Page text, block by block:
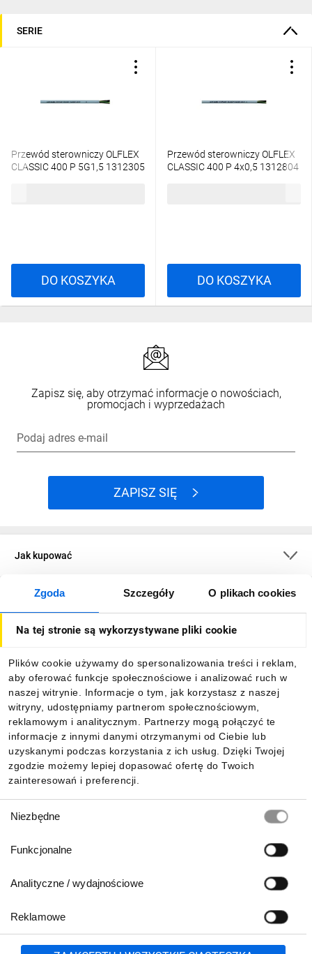
Zgoda Szczegóły O plikach cookies
Na tej stronie są wykorzystywane pliki cookie
Plików cookie używamy do spersonalizowania treści i reklam,
aby oferować funkcje społecznościowe i analizować ruch w
naszej witrynie. Informacje o tym, jak korzystasz z naszej
witryny, udostępniamy partnerom społecznościowym,
reklamowym i analitycznym. Partnerzy mogą połączyć te
informacje z innymi danymi otrzymanymi od Ciebie lub
uzyskanymi podczas korzystania z ich usług. Dzięki Twojej
zgodzie możemy lepiej dopasować ofertę do Twoich
zainteresowań i preferencji.
zgody
Niezbędne
Funkcjonalne
Analityczne / wydajnościowe
Reklamowe
SERIE
Przewód sterowniczy OLFLEX
CLASSIC 400 P 5G1,5 1312305
DO KOSZYKA
Przewód sterowniczy OLFLEX
CLASSIC 400 P 4x0,5 1312804
DO KOSZYKA
Zapisz się, aby otrzymać informacje o nowościach,
promocjach i wyprzedażach
Podaj adres e-mail
ZAPISZ SIĘ
Jak kupować
O firmie
Informacje
Pobierz naszą aplikację mobilną:
801 500 700 lub 71 37 61 600